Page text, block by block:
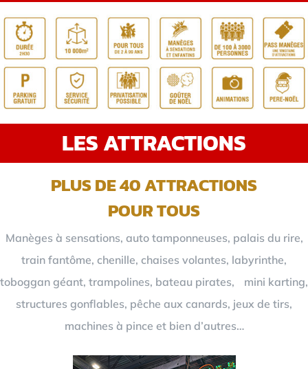
LES ATTRACTIONS
PLUS DE 40 ATTRACTIONS
POUR TOUS
Manèges à sensations, auto tamponneuses, palais du rire,
train fantôme, chenille, chaises volantes, labyrinthe,
toboggan géant, trampolines, bateau pirates, mini karting,
structures gonflables, pêche aux canards, jeux de tirs,
machines à pince et bien d’autres…